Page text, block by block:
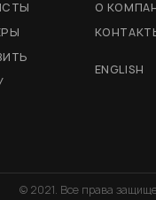
О
ENGLISH
© 2021. Все права